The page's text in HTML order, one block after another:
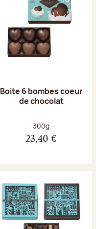
Boite 6 bombes coeur
de chocolat
Poids net :
300g
23,40 €